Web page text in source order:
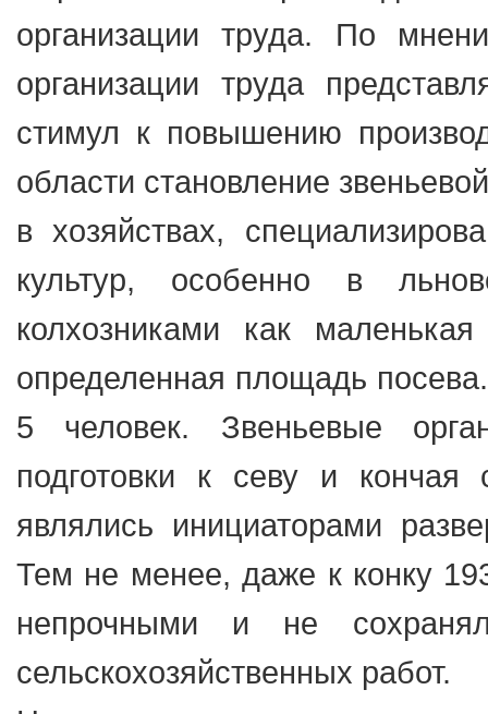
организации труда. По
организации труда
стимул к повышению
области становление
в хозяйствах,
культур, особенно в
колхозниками как
определенная площадь
5 человек. Звеньевые
подготовки к севу и кончая
являлись инициаторами
Тем не менее, даже к конку
непрочными и не
сельскохозяйственных работ.